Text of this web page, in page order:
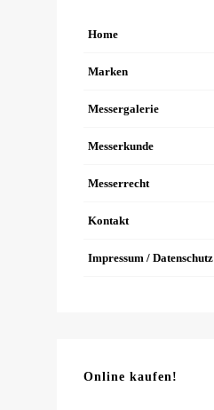
Home
Marken
Messergalerie
Messerkunde
Messerrecht
Kontakt
Impressum / Datenschutz
Online kaufen!